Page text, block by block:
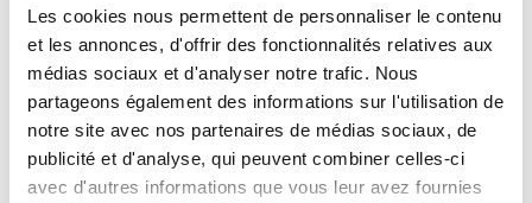
Les cookies nous permettent de personnaliser le contenu
et les annonces, d'offrir des fonctionnalités relatives aux
médias sociaux et d'analyser notre trafic. Nous
partageons également des informations sur l'utilisation de
notre site avec nos partenaires de médias sociaux, de
publicité et d'analyse, qui peuvent combiner celles-ci
avec d'autres informations que vous leur avez fournies
enfants, vaccinent, et remettent un carnet de santé.
Deux fois par semaine, Gynéco sans frontière assure
un suivi gynécologique des femmes ainsi que les
échographies de datation. Un partenariat avec l’hôpital
de la Pitié Salpêtrière devrait prochainement améliorer
les inscriptions en maternité, difficiles compte tenu de
la saturation du le réseau parisien et de proximité.